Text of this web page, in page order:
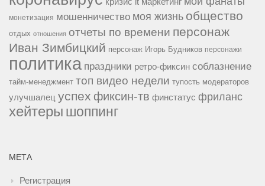
монетизация мошенничество моя жизнь общество
отдых отношения отчеты по времени персонаж
Иван Зимбицкий персонаж Игорь Будников персонажи
политика праздники ретро-фиксин соблазнение
тайм-менеджмент топ видео недели тупость модераторов
улучшалец успех фиксин-тв финстатус фриланс
хейтеры шоппинг
МЕТА
Регистрация